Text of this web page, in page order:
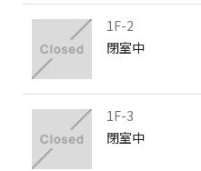
1F-2
閉室中
1F-3
閉室中